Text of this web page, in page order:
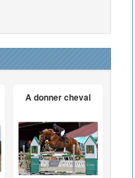
A donner cheval